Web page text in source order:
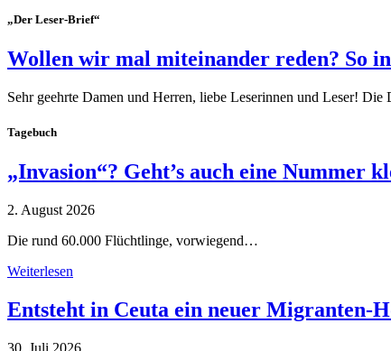
„Der Leser-Brief“
Wollen wir mal miteinander reden? So
Sehr geehrte Damen und Herren, liebe Leserinnen und Leser!
Tagebuch
„Invasion“? Geht’s auch eine Nummer
2. August 2026
Die rund 60.000 Flüchtlinge, vorwiegend…
Weiterlesen
Entsteht in Ceuta ein neuer Migranten-
30. Juli 2026